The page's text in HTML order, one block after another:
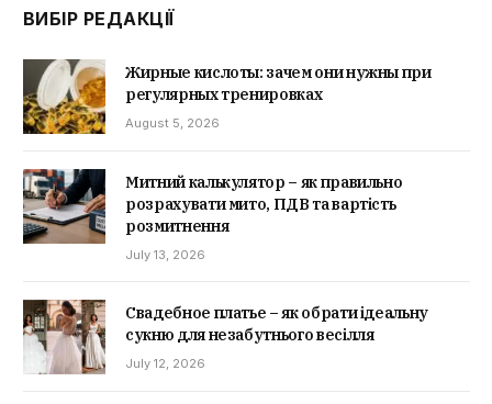
ВИБІР РЕДАКЦІЇ
Жирные кислоты: зачем они нужны при
регулярных тренировках
August 5, 2026
Митний калькулятор – як правильно
розрахувати мито, ПДВ та вартість
розмитнення
July 13, 2026
Свадебное платье – як обрати ідеальну
сукню для незабутнього весілля
July 12, 2026